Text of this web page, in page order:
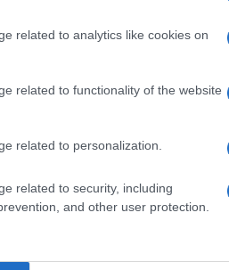
related to analytics like cookies on
related to functionality of the website
related to personalization.
related to security, including
and other user protection.